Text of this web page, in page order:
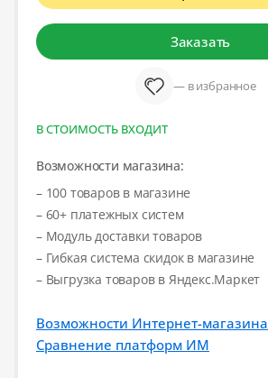
Заказать
— в избранное
В СТОИМОСТЬ ВХОДИТ
Возможности магазина:
– 100 товаров в магазине
– 60+ платежных систем
– Модуль доставки товаров
– Гибкая система скидок в магазине
– Выгрузка товаров в Яндекс.Маркет
Возможности Интернет-магазина
Сравнение платформ ИМ